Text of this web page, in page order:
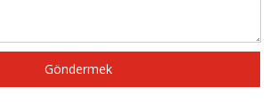
Göndermek